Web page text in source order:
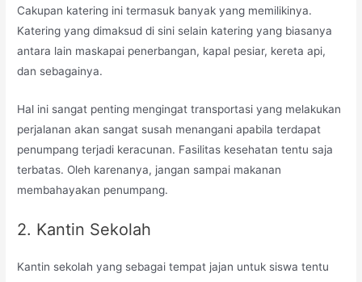
Cakupan katering ini termasuk banyak yang memilikinya.
Katering yang dimaksud di sini selain katering yang biasanya
antara lain maskapai penerbangan, kapal pesiar, kereta api,
dan sebagainya.
Hal ini sangat penting mengingat transportasi yang melakukan
perjalanan akan sangat susah menangani apabila terdapat
penumpang terjadi keracunan. Fasilitas kesehatan tentu saja
terbatas. Oleh karenanya, jangan sampai makanan
membahayakan penumpang.
2. Kantin Sekolah
Kantin sekolah yang sebagai tempat jajan untuk siswa tentu